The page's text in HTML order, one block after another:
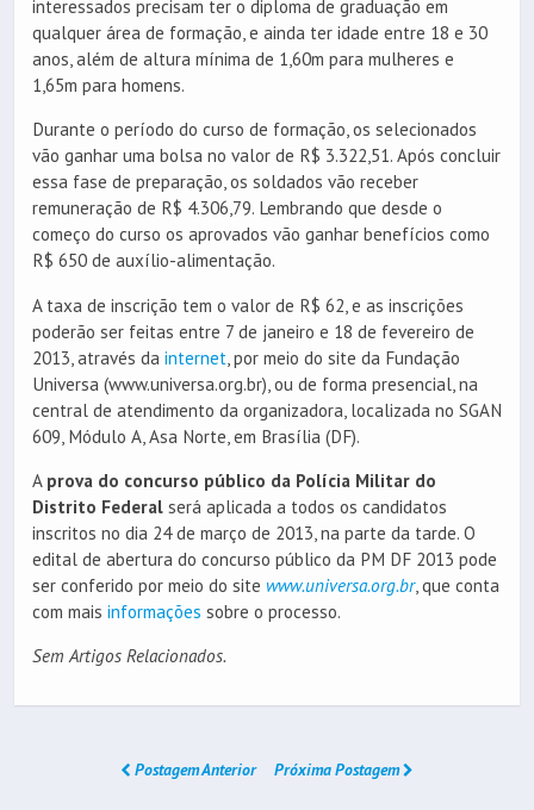
interessados precisam ter o diploma de graduação em
qualquer área de formação, e ainda ter idade entre 18 e 30
anos, além de altura mínima de 1,60m para mulheres e
1,65m para homens.
Durante o período do curso de formação, os selecionados
vão ganhar uma bolsa no valor de R$ 3.322,51. Após concluir
essa fase de preparação, os soldados vão receber
remuneração de R$ 4.306,79. Lembrando que desde o
começo do curso os aprovados vão ganhar benefícios como
R$ 650 de auxílio-alimentação.
A taxa de inscrição tem o valor de R$ 62, e as inscrições
poderão ser feitas entre 7 de janeiro e 18 de fevereiro de
2013, através da internet , por meio do site da Fundação
Universa (www.universa.org.br), ou de forma presencial, na
central de atendimento da organizadora, localizada no SGAN
609, Módulo A, Asa Norte, em Brasília (DF).
A prova do concurso público da Polícia Militar do
Distrito Federal será aplicada a todos os candidatos
inscritos no dia 24 de março de 2013, na parte da tarde. O
edital de abertura do concurso público da PM DF 2013 pode
ser conferido por meio do site www.universa.org.br, que conta
com mais informações sobre o processo.
Sem Artigos Relacionados.
Postagem Anterior Próxima Postagem